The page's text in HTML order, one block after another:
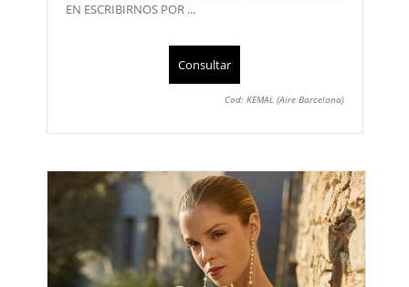
EN ESCRIBIRNOS POR ...
Consultar
Cod: KEMAL (Aire Barcelona)